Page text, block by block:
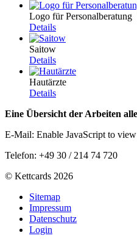
Logo für Personalberatung
Details
Saitow
Details
Hautärzte
Details
Eine Übersicht der Arbeiten
E-Mail: Enable JavaScript to
Telefon: +49 30 / 214 74 720
© Kettcards 2026
Sitemap
Impressum
Datenschutz
Login